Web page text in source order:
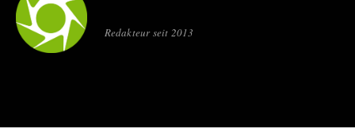
Redakteur seit 2013